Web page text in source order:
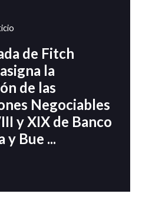
de Fitch
la
de las
Negociables
y XIX de Banco
y Bue ...